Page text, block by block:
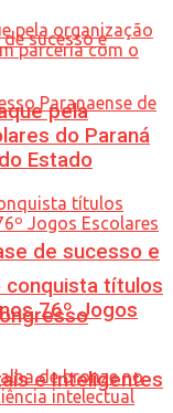
de sucesso e
e Inteligentes
pela
do Paraná
Estado
conquista títulos
76º Jogos